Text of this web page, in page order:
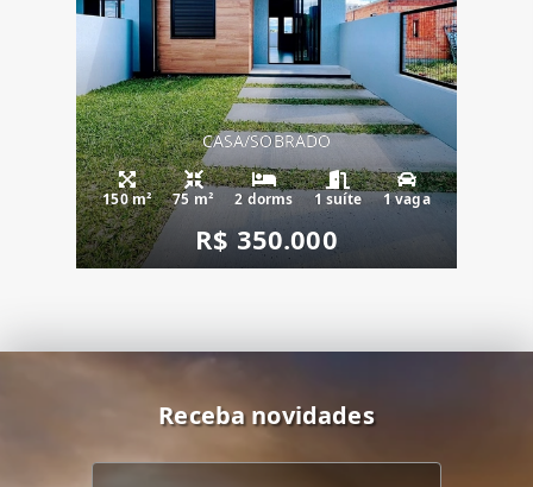
CASA/SOBRADO
150 m² 75 m² 2 dorms 1 suíte 1 vaga
R$ 350.000
Receba novidades